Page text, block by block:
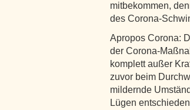
mitbekommen,
des Corona-
Apropos Corona:
der Corona-
komplett außer
zuvor beim
mildernde
Lügen